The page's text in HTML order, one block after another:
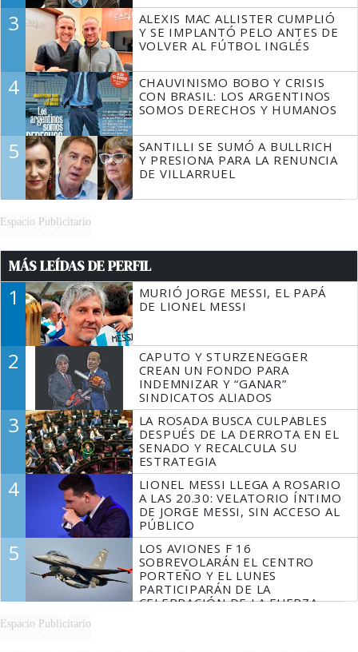
3
ALEXIS MAC ALLISTER CUMPLIÓ
Y SE IMPLANTÓ PELO ANTES DE
VOLVER AL FÚTBOL INGLÉS
4
CHAUVINISMO BOBO Y CRISIS
CON BRASIL: LOS ARGENTINOS
SOMOS DERECHOS Y HUMANOS
5
SANTILLI SE SUMÓ A BULLRICH
Y PRESIONA PARA LA RENUNCIA
DE VILLARRUEL
Espacio Publicitario
MÁS LEÍDAS DE PERFIL
1
MURIÓ JORGE MESSI, EL PAPÁ
DE LIONEL MESSI
2
CAPUTO Y STURZENEGGER
CREAN UN FONDO PARA
INDEMNIZAR Y “GANAR”
SINDICATOS ALIADOS
3
LA ROSADA BUSCA CULPABLES
DESPUÉS DE LA DERROTA EN EL
SENADO Y RECALCULA SU
ESTRATEGIA
4
LIONEL MESSI LLEGA A ROSARIO
A LAS 20.30: VELATORIO ÍNTIMO
DE JORGE MESSI, SIN ACCESO AL
PÚBLICO
5
LOS AVIONES F 16
SOBREVOLARÁN EL CENTRO
PORTEÑO Y EL LUNES
PARTICIPARÁN DE LA
CELEBRACIÓN DE LA FUERZA
Espacio Publicitario